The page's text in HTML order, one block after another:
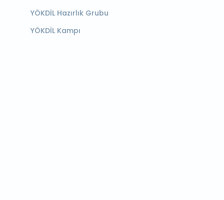
YÖKDİL Hazırlık Grubu
YÖKDİL Kampı